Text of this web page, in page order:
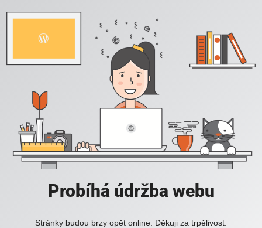
Probíhá údržba webu
Stránky budou brzy opět online. Děkuji za trpělivost.